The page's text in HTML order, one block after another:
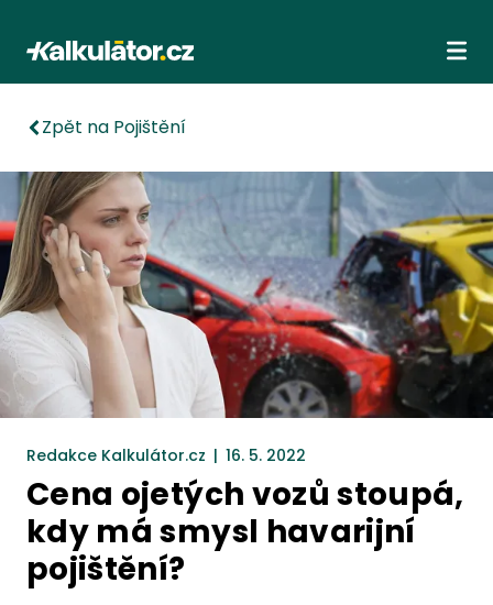
Kalkulátor.cz
Zpět na Pojištění
Redakce Kalkulátor.cz | 16. 5. 2022
Cena ojetých vozů stoupá,
kdy má smysl havarijní
pojištění?